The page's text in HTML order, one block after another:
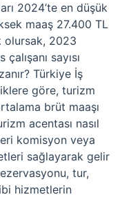
2024’te en düşük
maaş 27.400 TL
olursak, 2023
sayısı
Türkiye İş
göre, turizm
brüt maaşı
acentası nasıl
komisyon veya
sağlayarak gelir
tur,
hizmetlerin